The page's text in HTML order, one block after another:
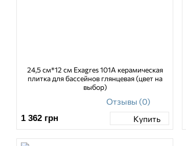
24,5 см*12 см Exagres 101A керамическая
плитка для бассейнов глянцевая (цвет на
выбор)
Отзывы (0)
1 362 грн Купить